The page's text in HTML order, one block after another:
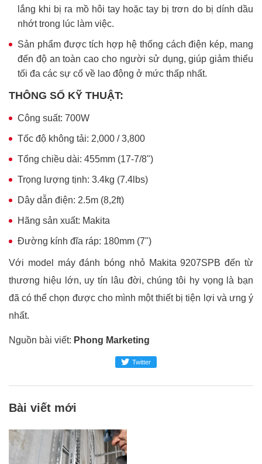
lắng khi bị ra mồ hôi tay hoặc tay bị trơn do bị dính dầu
nhớt trong lúc làm việc.
Sản phẩm được tích hợp hệ thống cách điện kép, mang
đến độ an toàn cao cho người sử dụng, giúp giảm thiểu
tối đa các sự cố về lao động ở mức thấp nhất.
THÔNG SỐ KỸ THUẬT:
Công suất: 700W
Tốc độ không tải: 2,000 / 3,800
Tổng chiều dài: 455mm (17-7/8")
Trọng lượng tịnh: 3.4kg (7.4lbs)
Dây dẫn điện: 2.5m (8,2ft)
Hãng sản xuất: Makita
Đường kính đĩa ráp: 180mm (7")
Với model máy đánh bóng nhỏ Makita 9207SPB đến từ
thương hiệu lớn, uy tín lâu đời, chúng tôi hy vọng là bạn
đã có thể chọn được cho mình một thiết bị tiện lợi và ưng ý
nhất.
Twitter
Nguồn bài viết: Phong Marketing
Bài viết mới